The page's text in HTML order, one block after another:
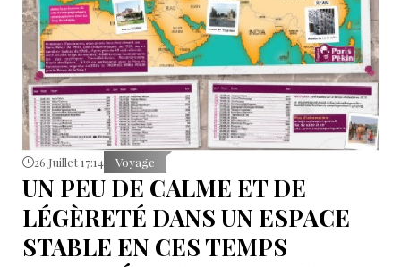
26 Juillet 17:14 Voyage
UN PEU DE CALME ET DE
LÉGÈRETÉ DANS UN ESPACE
STABLE EN CES TEMPS